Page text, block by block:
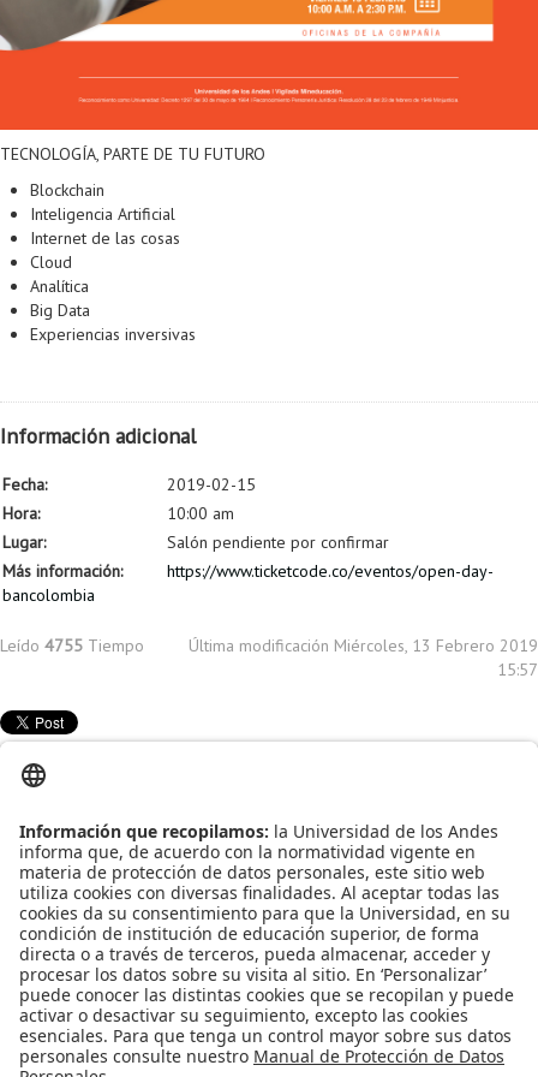
TECNOLOGÍA, PARTE DE TU FUTURO
Blockchain
Inteligencia Artificial
Internet de las cosas
Cloud
Analítica
Big Data
Experiencias inversivas
Información adicional
Fecha:
2019-02-15
Hora:
10:00 am
Lugar:
Salón pendiente por confirmar
Más información:
https://www.ticketcode.co/eventos/open-day-
bancolombia
Leído 4755 Tiempo
Última modificación Miércoles, 13 Febrero 2019
15:57
Publicado en
Artículos relacionados
Presentación Corporativa: Novartis
Presentación Corporativa: Ocensa – Oleoducto Central S.A.
Presentación Corporativa: Grupo Enel - Codensa
Presentación Corporativa: Alpina
Presentación Corporativa: Tinello Capital SAS
Proyecto de grado
Retiro voluntario
Transferencia
Tarifas
Grado